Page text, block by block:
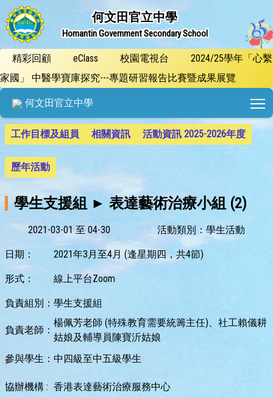
何文田官立中學
Homantin Government Secondary School
精彩回顧 eClass 校園電視台
2024/25學年「心繫
家國」 中醫學寶庫探究---專題研習報告比賽暨成果展覽
何文田官立中學
工作目標及組員 相關資訊 活動資訊 2025-2026年度
歷年活動
學生支援組 ► 表達藝術治療小組 (2)
2021-03-01 至 04-30 活動類別：學生活動
日期： 2021年3月至4月 (逢星期四，共4節)
形式： 線上平台Zoom
負責組別： 學生支援組
負責老師：
楊佩芳老師 (特殊教育需要統籌主任)、社工賴儀耕
姑娘及輔導員陳寶沂姑娘
參與學生： 中四級至中五級學生
協辦機構 : 香港表達藝術治療服務中心